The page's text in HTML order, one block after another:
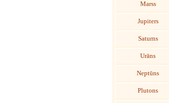
Marss
Jupiters
Saturns
Urāns
Neptūns
Plutons